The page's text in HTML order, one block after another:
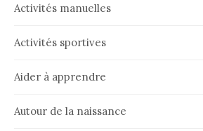
Activités manuelles
Activités sportives
Aider à apprendre
Autour de la naissance